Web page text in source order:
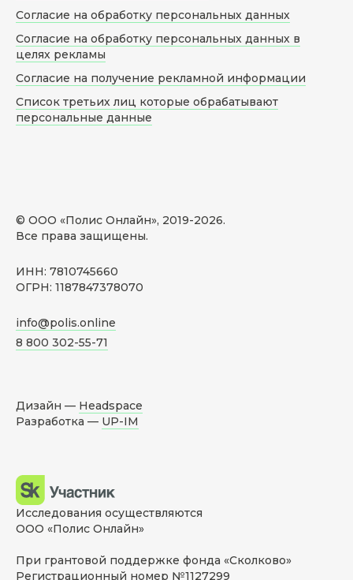
© ООО «Полис Онлайн», 2019-2026.
Все права защищены.
ИНН: 7810745660
ОГРН: 1187847378070
info@polis.online
8 800 302-55-71
Согласие на обработку персональных данных
Согласие на обработку персональных данных в
целях рекламы
Согласие на получение рекламной информации
Список третьих лиц которые обрабатывают
персональные данные
Дизайн — Headspace
Разработка — UP-IM
Исследования осуществляются
ООО «Полис Онлайн»
При грантовой поддержке фонда «Сколково»
Регистрационный номер №1127299